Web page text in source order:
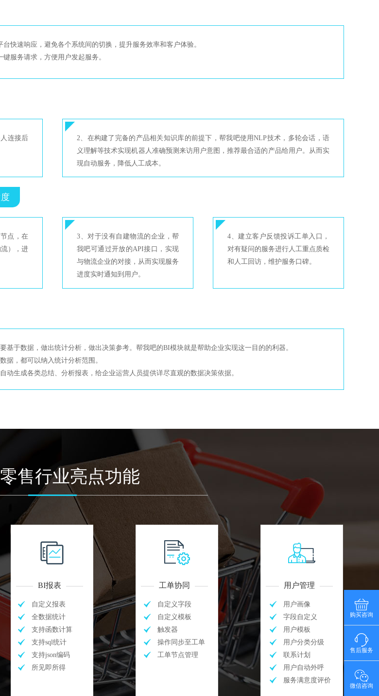
快速响应，避免各个系统间的切换，提升服务效率和客户体验。
服务请求，方便用户发起服务。
连接后
2、在构建了完备的产品相关知识库的前提下，帮我吧使用NLP技术，多轮会话，语
义理解等技术实现机器人准确预测来访用户意图，推荐最合适的产品给用户。从而实
现自动服务，降低人工成本。
点，在
），进
3、对于没有自建物流的企业，帮
我吧可通过开放的API接口，实现
与物流企业的对接，从而实现服务
进度实时通知到用户。
4、建立客户反馈投诉工单入口，
对有疑问的服务进行人工重点质检
和人工回访，维护服务口碑。
于数据，做出统计分析，做出决策参考。帮我吧的BI模块就是帮助企业实现这一目的的利器。
据，都可以纳入统计分析范围。
生成各类总结、分析报表，给企业运营人员提供详尽直观的数据决策依据。
售行业亮点功能
BI报表
自定义报表
全数据统计
支持函数计算
支持sql统计
支持json编码
所见即所得
工单协同
自定义字段
自定义模板
触发器
操作同步至工单
工单节点管理
用户管理
用户画像
字段自定义
用户模板
用户分类分级
联系计划
用户自动外呼
服务满意度评价
购买咨询
售后服务
微信咨询